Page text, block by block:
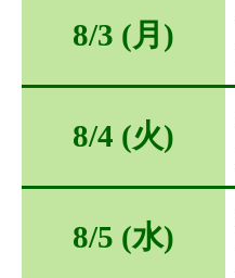
8/3 (月)
8/4 (火)
8/5 (水)